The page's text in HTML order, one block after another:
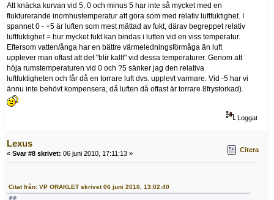
Att knäcka kurvan vid 5, 0 och minus 5 har inte så mycket med en
flukturerande inomhustemperatur att göra som med relativ luftfuktighet. I
spannet 0 - +5 är luften som mest mättad av fukt, därav begreppet relativ
luftfuktighet = hur mycket fukt kan bindas i luften vid en viss temperatur.
Eftersom vatten/ånga har en bättre värmeledningsförmåga än luft
upplever man oftast att det "blir kallt" vid dessa temperaturer. Genom att
höja rumstemperaturen vid 0 och ?5 sänker jag den relativa
luftfuktigheten och får då en torrare luft dvs. upplevt varmare. Vid -5 har vi
ännu inte behövt kompensera, då luften då oftast är torrare 8frystorkad).
Loggat
Lexus
« Svar #8 skrivet: 06 juni 2010, 17:11:13 » Citera
Citat från: VP ORAKLET skrivet 06 juni 2010, 13:02:40